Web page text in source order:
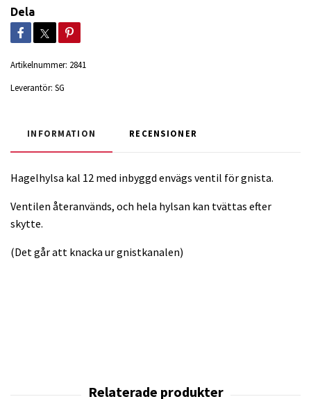
Dela
Artikelnummer: 2841
Leverantör: SG
INFORMATION RECENSIONER
Hagelhylsa kal 12 med inbyggd envägs ventil för gnista.
Ventilen återanvänds, och hela hylsan kan tvättas efter
skytte.
(Det går att knacka ur gnistkanalen)